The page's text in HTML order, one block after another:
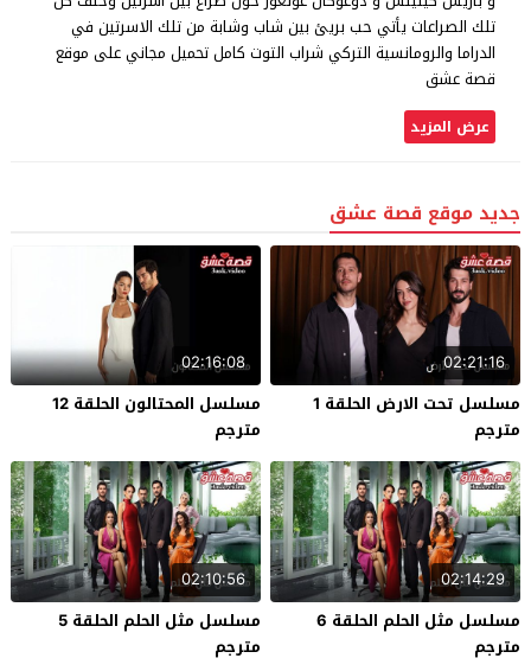
تلك الصراعات يأتي حب بريئ بين شاب وشابة من تلك الاسرتين في
الدراما والرومانسية التركي شراب التوت كامل تحميل مجاني على موقع
قصة عشق
عرض المزيد
جديد موقع قصة عشق
02:21:16
مسلسل تحت الارض الحلقة 1
مترجم
02:16:08
مسلسل المحتالون الحلقة 12
مترجم
02:14:29
مسلسل مثل الحلم الحلقة 6
مترجم
02:10:56
مسلسل مثل الحلم الحلقة 5
مترجم